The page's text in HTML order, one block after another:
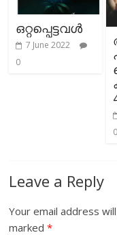
ഒറ്റപ്പെട്ടവൾ
7 June 2022
0
0
Leave a Reply
Your email address
marked*